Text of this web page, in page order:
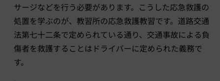
サージなどを行う必要があります。こうした応急救護の
処置を学ぶのが、教習所の応急救護教習です。道路交通
法第七十二条で定められている通り、交通事故による負
傷者を救護することはドライバーに定められた義務で
す。